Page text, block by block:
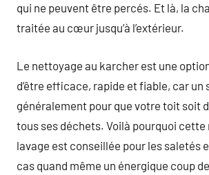
qui ne peuvent être percés. Et là, la
traitée au cœur jusqu’à l’extérieur.
Le nettoyage au karcher est une
d’être efficace, rapide et fiable, car
généralement pour que votre toit soit
tous ses déchets. Voilà pourquoi cette
lavage est conseillée pour les saletés
cas quand même un énergique coup